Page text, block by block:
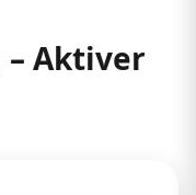
– Aktiver